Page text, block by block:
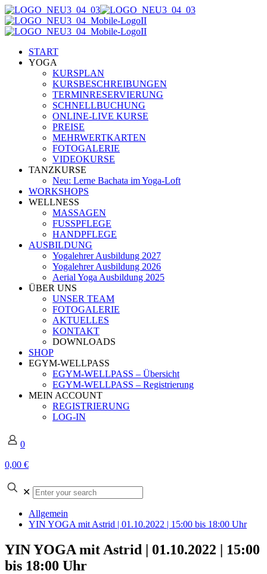
START
YOGA
KURSPLAN
KURSBESCHREIBUNGEN
TERMINRESERVIERUNG
SCHNELLBUCHUNG
ONLINE-LIVE KURSE
PREISE
MEHRWERTKARTEN
FOTOGALERIE
VIDEOKURSE
TANZKURSE
Neu: Lerne Bachata im Yoga-Loft
WORKSHOPS
WELLNESS
MASSAGEN
FUSSPFLEGE
HANDPFLEGE
AUSBILDUNG
Yogalehrer Ausbildung 2027
Yogalehrer Ausbildung 2026
Aerial Yoga Ausbildung 2025
ÜBER UNS
UNSER TEAM
FOTOGALERIE
AKTUELLES
KONTAKT
DOWNLOADS
SHOP
EGYM-WELLPASS
EGYM-WELLPASS – Übersicht
EGYM-WELLPASS – Registrierung
MEIN ACCOUNT
REGISTRIERUNG
LOG-IN
0
0,00 €
✕
Enter
your
Allgemein
YIN YOGA mit Astrid | 01.10.2022 | 15:00 bis 18:00 Uhr
YIN YOGA mit Astrid | 01.10.2022 | 15:00
bis 18:00 Uhr